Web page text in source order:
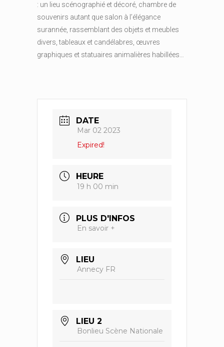
: un lieu scénographié et décoré, chambre de
souvenirs autant que salon à l’élégance
surannée, rassemblant des objets et meubles
divers, tableaux et candélabres, œuvres
graphiques et statuaires animalières habillées…
DATE
Mar 02 2023
Expired!
HEURE
19 h 00 min
PLUS D'INFOS
En savoir +
LIEU
Annecy FR
LIEU 2
Bonlieu Scène Nationale